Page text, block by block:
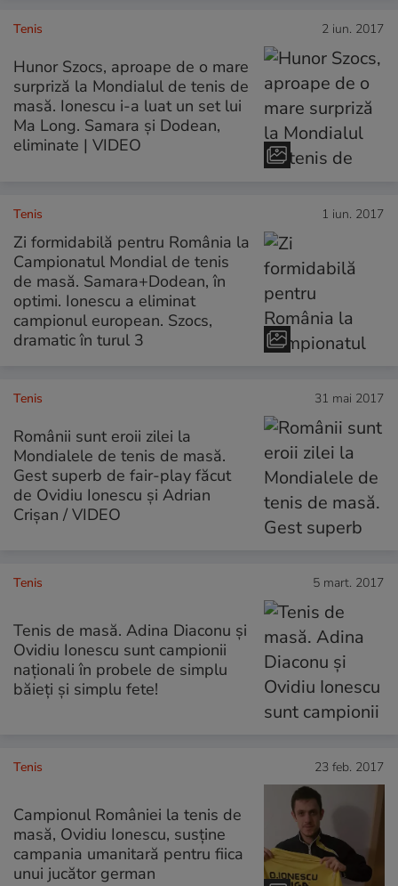
Tenis 2 iun. 2017
Hunor Szocs, aproape de o mare
surpriză la Mondialul de tenis de
masă. Ionescu i-a luat un set lui
Ma Long. Samara și Dodean,
eliminate | VIDEO
Tenis 1 iun. 2017
Zi formidabilă pentru România la
Campionatul Mondial de tenis
de masă. Samara+Dodean, în
optimi. Ionescu a eliminat
campionul european. Szocs,
dramatic în turul 3
Tenis 31 mai 2017
Românii sunt eroii zilei la
Mondialele de tenis de masă.
Gest superb de fair-play făcut
de Ovidiu Ionescu și Adrian
Crișan / VIDEO
Tenis 5 mart. 2017
Tenis de masă. Adina Diaconu și
Ovidiu Ionescu sunt campionii
naționali în probele de simplu
băieți și simplu fete!
Tenis 23 feb. 2017
Campionul României la tenis de
masă, Ovidiu Ionescu, susține
campania umanitară pentru fiica
unui jucător german